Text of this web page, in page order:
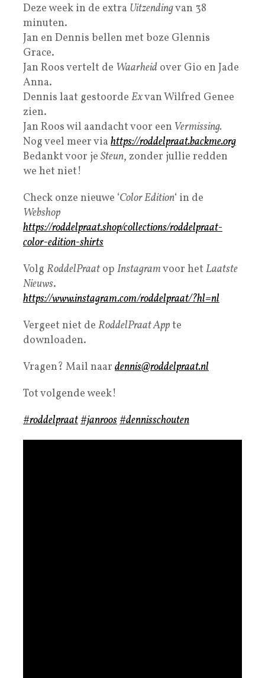
Deze week in de extra Uitzendingvan 38
minuten.
Jan en Dennis bellen met boze Glennis
Grace.
Jan Roos vertelt de Waarheid over Gio en Jade
Anna.
Dennis laat gestoorde Exvan Wilfred Genee
zien.
Jan Roos wil aandacht voor een Vermissing.
Nog veel meer via https://roddelpraat.backme.org
Bedankt voor je Steun, zonder jullie redden
we het niet!
Check onze nieuwe ‘Color Edition‘ in de
Webshop
https://roddelpraat.shop/collections/roddelpraat-
color-edition-shirts
Volg RoddelPraat op Instagramvoor het Laatste
Nieuws.
https://www.instagram.com/roddelpraat/?hl=nl
Vergeet niet de RoddelPraat Appte
downloaden.
Vragen? Mail naar dennis@roddelpraat.nl
Tot volgende week!
#roddelpraat#janroos#dennisschouten